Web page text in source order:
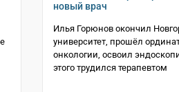
новый врач
Илья Горюнов окончил
университет, прошёл
онкологии, освоил
этого трудился терапевтом